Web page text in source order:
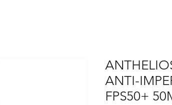
ANTI-
FPS50+